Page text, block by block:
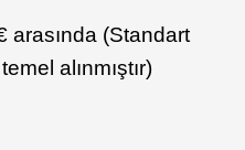
arasında (Standart
alınmıştır)